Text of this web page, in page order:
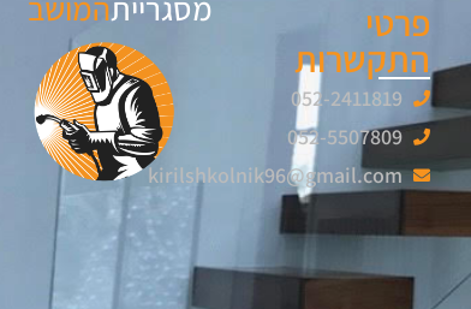
פרטי
התקשרות
052-2411819
052-5507809
kirilshkolnik96@gmail.com